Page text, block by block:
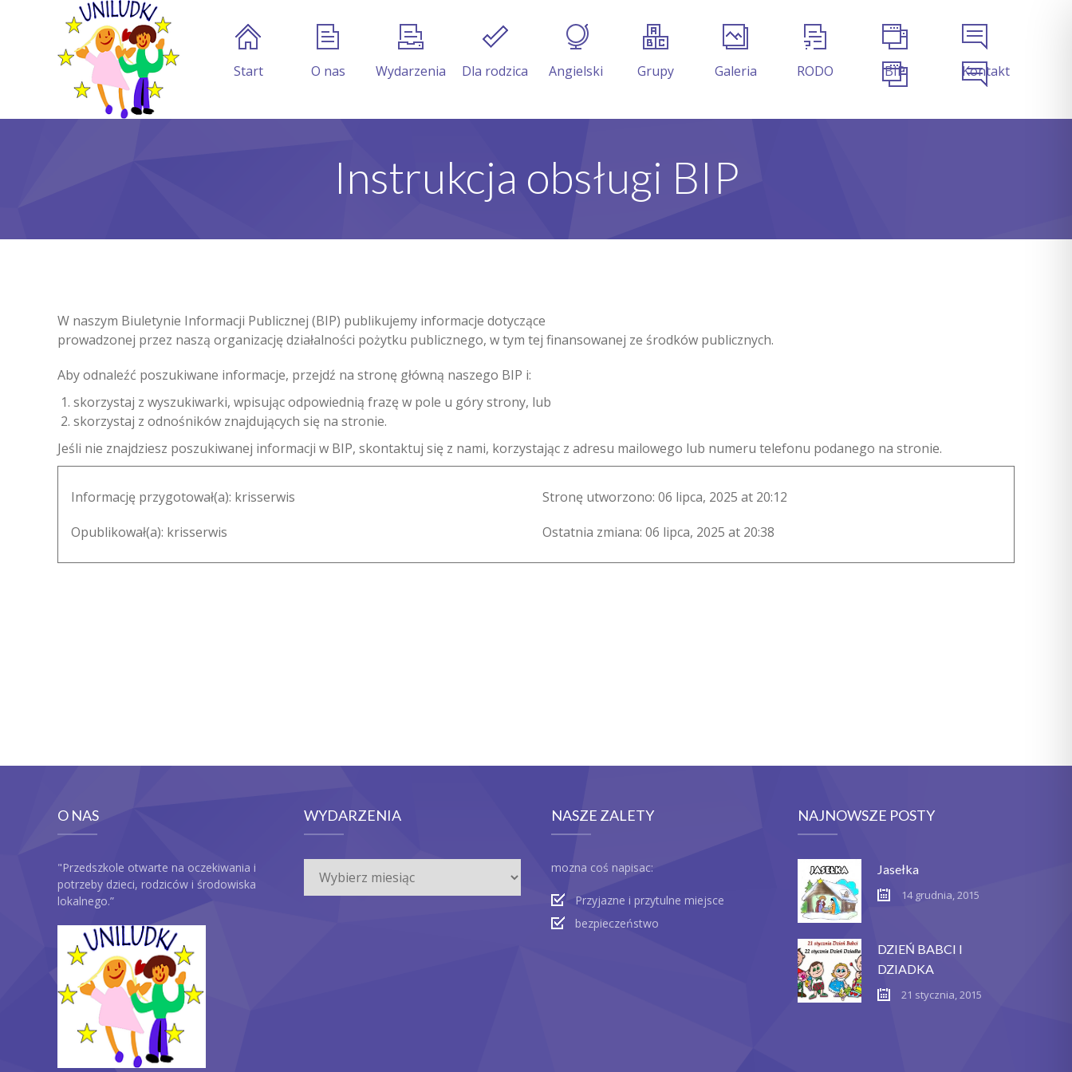
Start O nas Wydarzenia Dla rodzica Angielski Grupy Galeria RODO BIP Kontakt
Instrukcja obsługi BIP
W naszym Biuletynie Informacji Publicznej (BIP) publikujemy informacje dotyczące
prowadzonej przez naszą organizację działalności pożytku publicznego, w tym tej finansowanej ze środków publicznych.
Aby odnaleźć poszukiwane informacje, przejdź na stronę główną naszego BIP i:
skorzystaj z wyszukiwarki, wpisując odpowiednią frazę w pole u góry strony, lub
skorzystaj z odnośników znajdujących się na stronie.
Jeśli nie znajdziesz poszukiwanej informacji w BIP, skontaktuj się z nami, korzystając z adresu mailowego lub numeru telefonu podanego na stronie.
Informację przygotował(a): krisserwis
Opublikował(a): krisserwis
Stronę utworzono: 06 lipca, 2025 at 20:12
Ostatnia zmiana: 06 lipca, 2025 at 20:38
O NAS
"Przedszkole otwarte na oczekiwania i
potrzeby dzieci, rodziców i środowiska
lokalnego.”
WYDARZENIA NASZE ZALETY
mozna coś napisac:
Przyjazne i przytulne miejsce
bezpieczeństwo
NAJNOWSZE POSTY
Jasełka
14 grudnia, 2015
DZIEŃ BABCI I
DZIADKA
21 stycznia, 2015